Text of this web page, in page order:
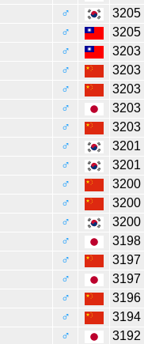
♂
3205
♂
3205
♂
3203
♂
3203
♂
3203
♂
3203
♂
3203
♂
3201
♂
3201
♂
3200
♂
3200
♂
3200
♂
3198
♂
3197
♂
3197
♂
3196
♂
3194
♂
3192